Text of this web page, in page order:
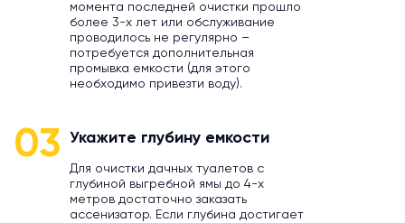
момента последней очистки прошло
более 3-х лет или обслуживание
проводилось не регулярно –
потребуется дополнительная
промывка емкости (для этого
необходимо привезти воду).
03 Укажите глубину емкости
Для очистки дачных туалетов с
глубиной выгребной ямы до 4-х
метров достаточно заказать
ассенизатор. Если глубина достигает